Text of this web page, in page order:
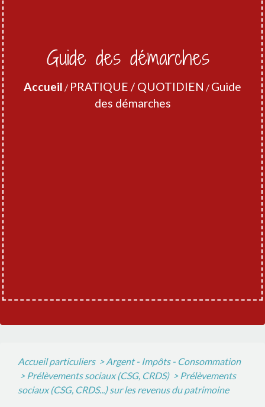
Guide des démarches
Accueil / PRATIQUE / QUOTIDIEN / Guide
des démarches
Accueil particuliers > Argent - Impôts - Consommation
> Prélèvements sociaux (CSG, CRDS) > Prélèvements
sociaux (CSG, CRDS...) sur les revenus du patrimoine